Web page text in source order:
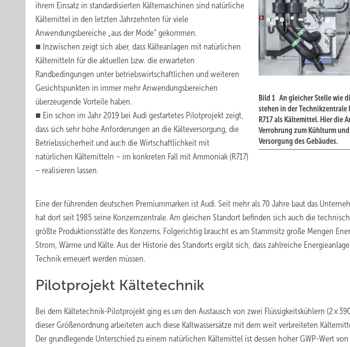
Bild 1 An gleicher Stelle wie
stehen in der
R717 als Kältemittel. Hier die
Verrohrung zum Kühlturm
Versorgung des Gebäudes.
ihrem Einsatz in standardisierten Kältemaschinen sind natürliche
Kältemittel in den letzten Jahrzehnten für viele
Anwendungsbereiche „aus der Mode“ gekommen.
■ Inzwischen zeigt sich aber, dass Kälteanlagen mit natürlichen
Kältemitteln für die aktuellen bzw. die erwarteten
Randbedingungen unter betriebswirtschaftlichen und weiteren
Gesichtspunkten in immer mehr Anwendungsbereichen
überzeugende Vorteile haben.
■ Ein schon im Jahr 2019 bei Audi gestartetes Pilotprojekt zeigt,
dass sich sehr hohe Anforderungen an die Kälteversorgung, die
Betriebssicherheit und auch die Wirtschaftlichkeit mit
natürlichen Kältemitteln – im konkreten Fall mit Ammoniak (R717)
– realisieren lassen.
Eine der führenden deutschen Premiummarken ist Audi. Seit mehr als 70 Jahre baut das
hat dort seit 1985 seine Konzernzentrale. Am gleichen Standort befinden sich auch die
größte Produktionsstätte des Konzerns. Folgerichtig braucht es am Stammsitz große Mengen
Strom, Wärme und Kälte. Aus der Historie des Standorts ergibt sich, dass zahlreiche
Technik erneuert werden müssen.
Pilotprojekt Kältetechnik
Bei dem Kältetechnik-Pilotprojekt ging es um den Austausch von zwei Flüssigkeitskühlern (2 ×
dieser Größenordnung arbeiteten auch diese Kaltwassersätze mit dem weit verbreiteten
Der grundlegende Unterschied zu einem natürlichen Kältemittel ist dessen hoher GWP-Wert